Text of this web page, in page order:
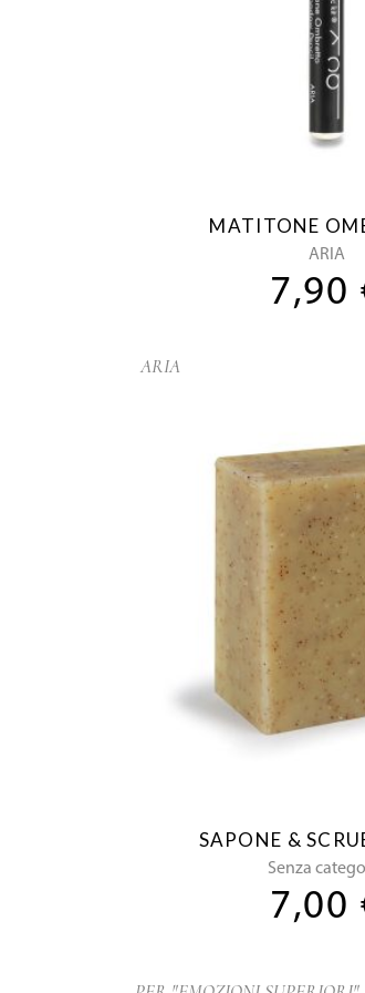
MATITONE
ARIA
7,90
ARIA
SAPONE &
Senza
7,00